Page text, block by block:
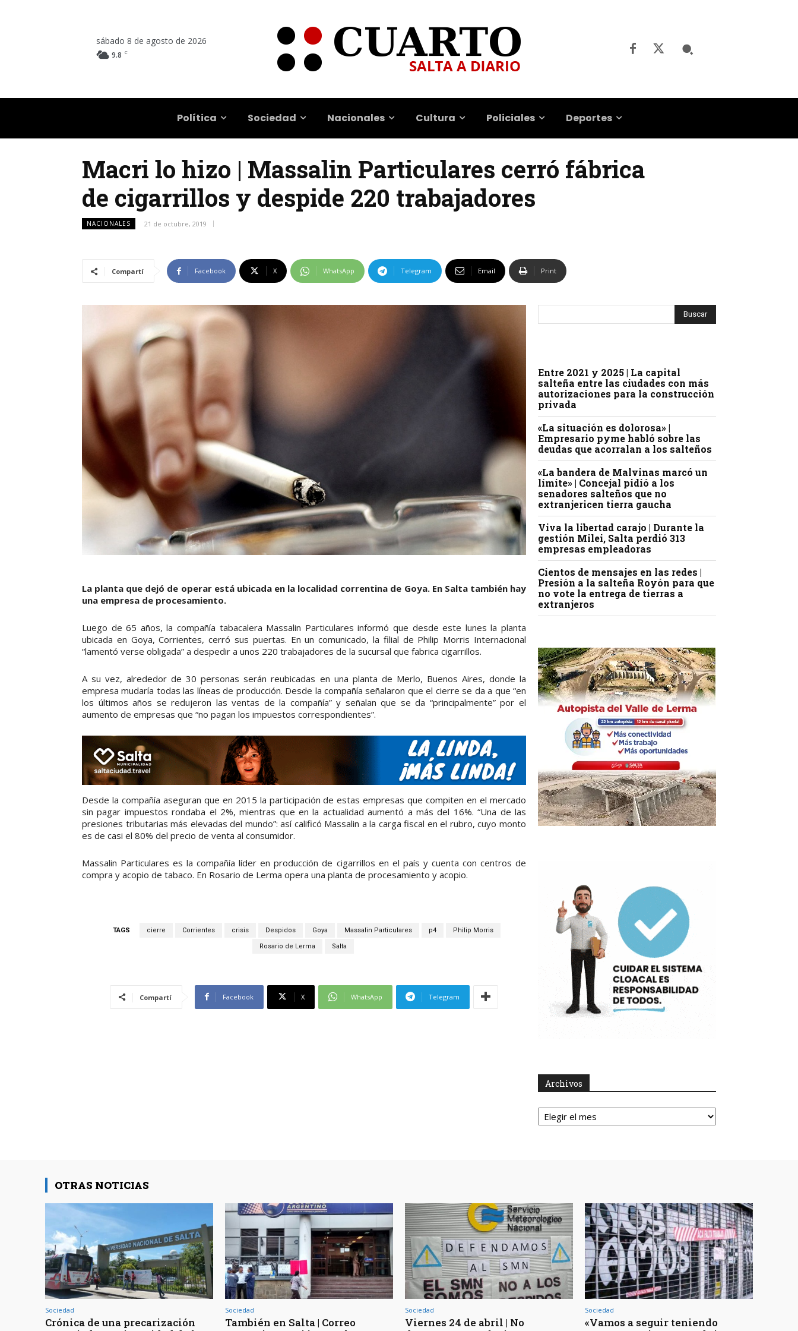
sábado 8 de agosto de 2026
9.8 C
Política Sociedad Nacionales Cultura Policiales Deportes
Macri lo hizo | Massalin Particulares cerró fábrica
de cigarrillos y despide 220 trabajadores
NACIONALES 21 de octubre, 2019
Compartí Facebook X WhatsApp Telegram Email Print
La planta que dejó de operar está ubicada en la localidad correntina de Goya. En Salta también hay
una empresa de procesamiento.
Luego de 65 años, la compañía tabacalera Massalin Particulares informó que desde este lunes la planta
ubicada en Goya, Corrientes, cerró sus puertas. En un comunicado, la filial de Philip Morris Internacional
“lamentó verse obligada” a despedir a unos 220 trabajadores de la sucursal que fabrica cigarrillos.
A su vez, alrededor de 30 personas serán reubicadas en una planta de Merlo, Buenos Aires, donde la
empresa mudaría todas las líneas de producción. Desde la compañía señalaron que el cierre se da a que “en
los últimos años se redujeron las ventas de la compañía” y señalan que se da “principalmente” por el
aumento de empresas que “no pagan los impuestos correspondientes”.
Desde la compañía aseguran que en 2015 la participación de estas empresas que compiten en el mercado
sin pagar impuestos rondaba el 2%, mientras que en la actualidad aumentó a más del 16%. “Una de las
presiones tributarias más elevadas del mundo”: así calificó Massalin a la carga fiscal en el rubro, cuyo monto
es de casi el 80% del precio de venta al consumidor.
Massalin Particulares es la compañía líder en producción de cigarrillos en el país y cuenta con centros de
compra y acopio de tabaco. En Rosario de Lerma opera una planta de procesamiento y acopio.
TAGS cierre Corrientes crisis Despidos Goya Massalin Particulares p4 Philip Morris
Rosario de Lerma Salta
Compartí Facebook X WhatsApp Telegram
Entre 2021 y 2025 | La capital
salteña entre las ciudades con más
autorizaciones para la construcción
privada
«La situación es dolorosa» |
Empresario pyme habló sobre las
deudas que acorralan a los salteños
«La bandera de Malvinas marcó un
límite» | Concejal pidió a los
senadores salteños que no
extranjericen tierra gaucha
Viva la libertad carajo | Durante la
gestión Milei, Salta perdió 313
empresas empleadoras
Cientos de mensajes en las redes |
Presión a la salteña Royón para que
no vote la entrega de tierras a
extranjeros
Archivos
Archivos
OTRAS NOTICIAS
Sociedad
Crónica de una precarización
Sociedad
También en Salta | Correo
Sociedad
Viernes 24 de abril | No
Sociedad
«Vamos a seguir teniendo